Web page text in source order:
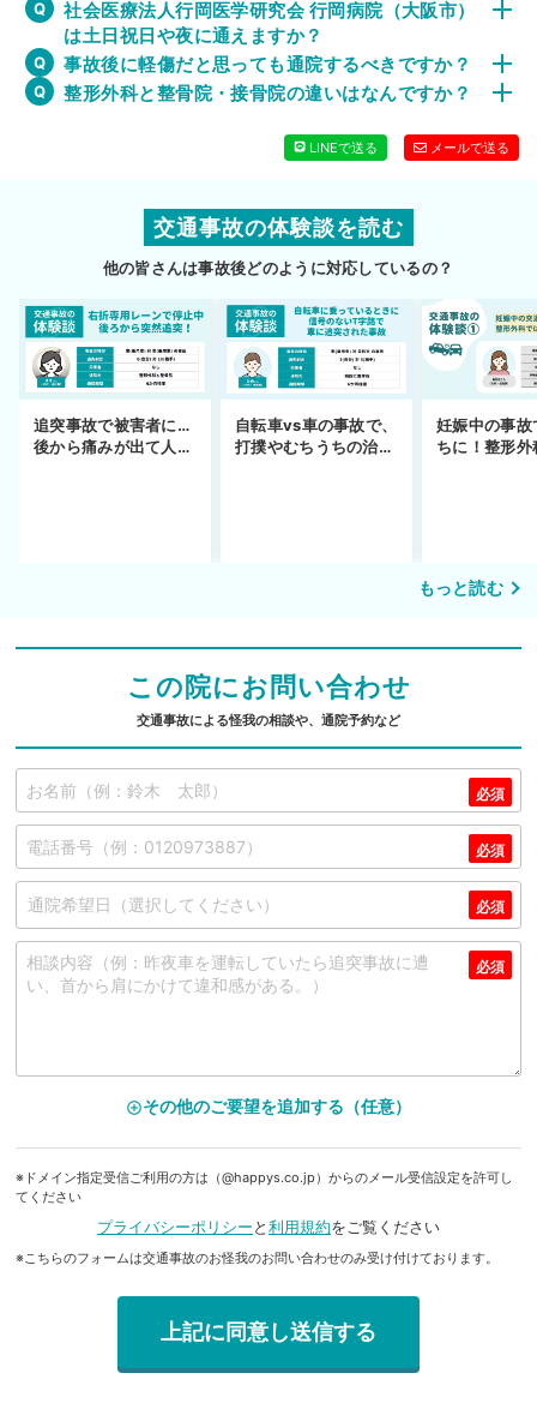
社会医療法人行岡医学研究会 行岡病院（大阪市）
は土日祝日や夜に通えますか？
事故後に軽傷だと思っても通院するべきですか？
整形外科と整骨院・接骨院の違いはなんですか？
LINEで送る メールで送る
交通事故の体験談を読む
他の皆さんは事故後どのように対応しているの？
追突事故で被害者に…
後から痛みが出て人身
自転車vs車の事故で、
打撲やむちうちの治療
妊娠中の事故
ちに！整形外
もっと読む
この院にお問い合わせ
交通事故による怪我の相談や、通院予約など
add_circle_outlineその他のご要望を追加する（任意）
※ドメイン指定受信ご利用の方は（@happys.co.jp）からのメール受信設定を許可し
てください
プライバシーポリシーと利用規約をご覧ください
※こちらのフォームは交通事故のお怪我のお問い合わせのみ受け付けております。